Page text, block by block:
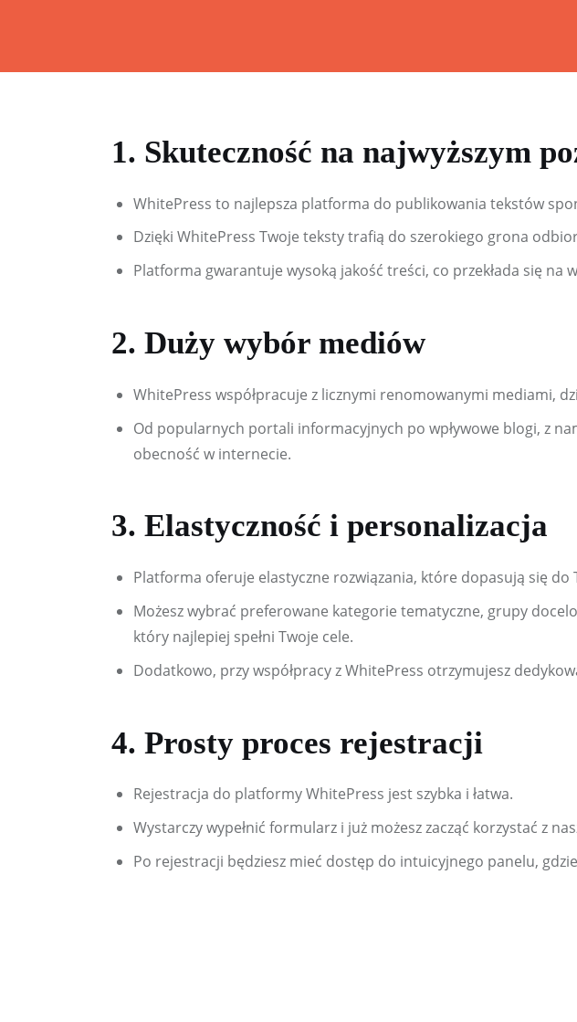
Wiesz
Artykuły
Artykuły sponsorowane
1. Skuteczność na najwyższym
WhitePress to najlepsza platforma do publikowania tekstów
Dzięki WhitePress Twoje teksty trafią do szerokiego grona
Platforma gwarantuje wysoką jakość treści, co przekłada się na
2. Duży wybór mediów
WhitePress współpracuje z licznymi renomowanymi mediami,
Od popularnych portali informacyjnych po wpływowe blogi, z
obecność w internecie.
3. Elastyczność i personalizacja
Platforma oferuje elastyczne rozwiązania, które dopasują się do
Możesz wybrać preferowane kategorie tematyczne, grupy
który najlepiej spełni Twoje cele.
Dodatkowo, przy współpracy z WhitePress otrzymujesz
4. Prosty proces rejestracji
Rejestracja do platformy WhitePress jest szybka i łatwa.
Wystarczy wypełnić formularz i już możesz zacząć korzystać z
Po rejestracji będziesz mieć dostęp do intuicyjnego panelu,